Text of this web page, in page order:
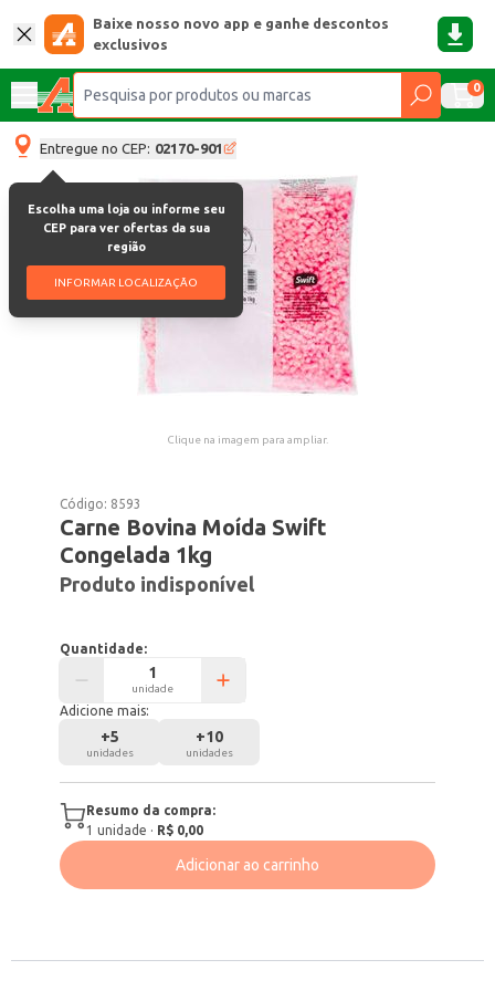
Baixe nosso novo app e ganhe descontos
exclusivos
0
Entregue no CEP: 02170-901
Escolha uma loja ou informe seu
CEP para ver ofertas da sua
região
INFORMAR LOCALIZAÇÃO
Clique na imagem para ampliar.
Código: 8593
Carne Bovina Moída Swift
Congelada 1kg
Produto indisponível
Quantidade:
unidade
Adicione mais:
+5
unidades
+10
unidades
Resumo da compra:
1 unidade · R$ 0,00
Adicionar ao carrinho